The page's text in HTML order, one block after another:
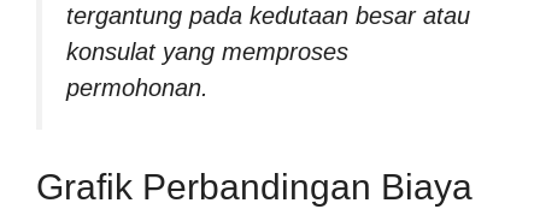
tergantung pada kedutaan besar atau
konsulat yang memproses
permohonan.
Grafik Perbandingan Biaya